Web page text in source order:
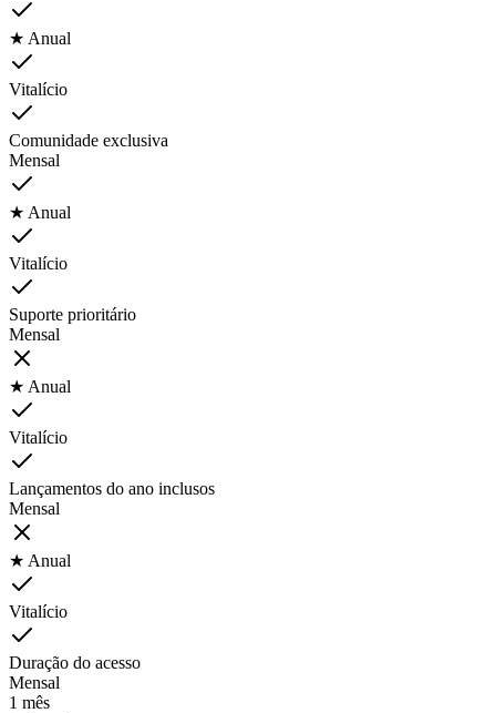
★ Anual
Vitalício
Comunidade exclusiva
Mensal
★ Anual
Vitalício
Suporte prioritário
Mensal
★ Anual
Vitalício
Lançamentos do ano inclusos
Mensal
★ Anual
Vitalício
Duração do acesso
Mensal
1 mês